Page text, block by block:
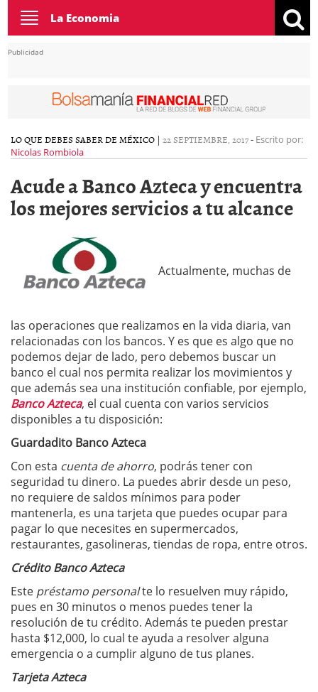
Toggle
navigation
La Economia
Publicidad
LO QUE DEBES SABER DE MÉXICO | 22 SEPTIEMBRE, 2017- Escrito por:
Nicolas Rombiola
Acude a Banco Azteca y encuentra
los mejores servicios a tu alcance
Actualmente, muchas de
las operaciones que realizamos en la vida diaria, van
relacionadas con los bancos. Y es que es algo que no
podemos dejar de lado, pero debemos buscar un
banco el cual nos permita realizar los movimientos y
que además sea una institución confiable, por ejemplo,
Banco Azteca, el cual cuenta con varios servicios
disponibles a tu disposición:
Guardadito Banco Azteca
Con esta cuenta de ahorro, podrás tener con
seguridad tu dinero. La puedes abrir desde un peso,
no requiere de saldos mínimos para poder
mantenerla, es una tarjeta que puedes ocupar para
pagar lo que necesites en supermercados,
restaurantes, gasolineras, tiendas de ropa, entre otros.
Crédito Banco Azteca
Este préstamo personalte lo resuelven muy rápido,
pues en 30 minutos o menos puedes tener la
resolución de tu crédito. Además te pueden prestar
hasta $12,000, lo cual te ayuda a resolver alguna
emergencia o a cumplir alguno de tus planes.
Tarjeta Azteca